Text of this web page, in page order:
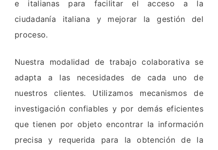
e italianas para facilitar el acceso a la
ciudadanía italiana y mejorar la gestión del
proceso.
Nuestra modalidad de trabajo colaborativa se
adapta a las necesidades de cada uno de
nuestros clientes. Utilizamos mecanismos de
investigación confiables y por demás eficientes
que tienen por objeto encontrar la información
precisa y requerida para la obtención de la